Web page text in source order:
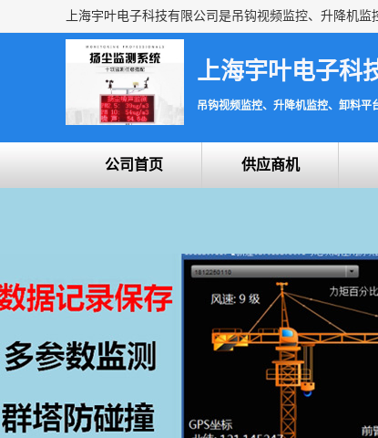
上海宇叶电子科
吊钩视频监控、升降机监控、卸料平
公司首页 供应商机